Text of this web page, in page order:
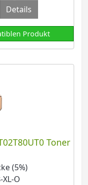
Details
Produkt
Toner
(5%)
O